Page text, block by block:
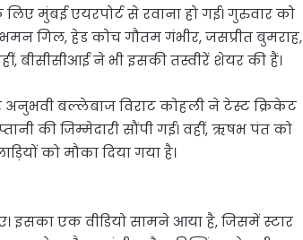
मुंबई एयरपोर्ट से रवाना हो गई। गुरुवार को
गिल, हेड कोच गौतम गंभीर, जसप्रीत बुमराह,
बीसीसीआई ने भी इसकी तस्वीरें शेयर की हैं।
बल्लेबाज विराट कोहली ने टेस्ट क्रिकेट
की जिम्मेदारी सौंपी गई। वहीं, ऋषभ पंत को
को मौका दिया गया है।
इसका एक वीडियो सामने आया है, जिसमें स्टार